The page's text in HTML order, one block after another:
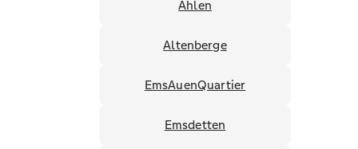
Ahlen
Altenberge
EmsAuenQuartier
Emsdetten